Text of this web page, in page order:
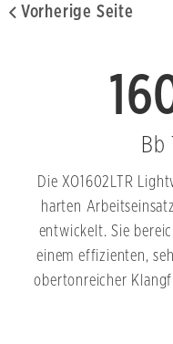
Vorherige Seite
Bb
Die XO1602LTR
harten
entwickelt. Sie
einem effizienten,
obertonreicher